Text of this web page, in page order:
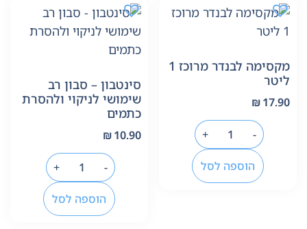
מקסימה לבנדר מרוכז 1
ליטר
₪17.90
-
+
הוספה לסל
סינטבון – סבון רב
שימושי לניקוי ולהסרת
כתמים
₪10.90
-
+
הוספה לסל